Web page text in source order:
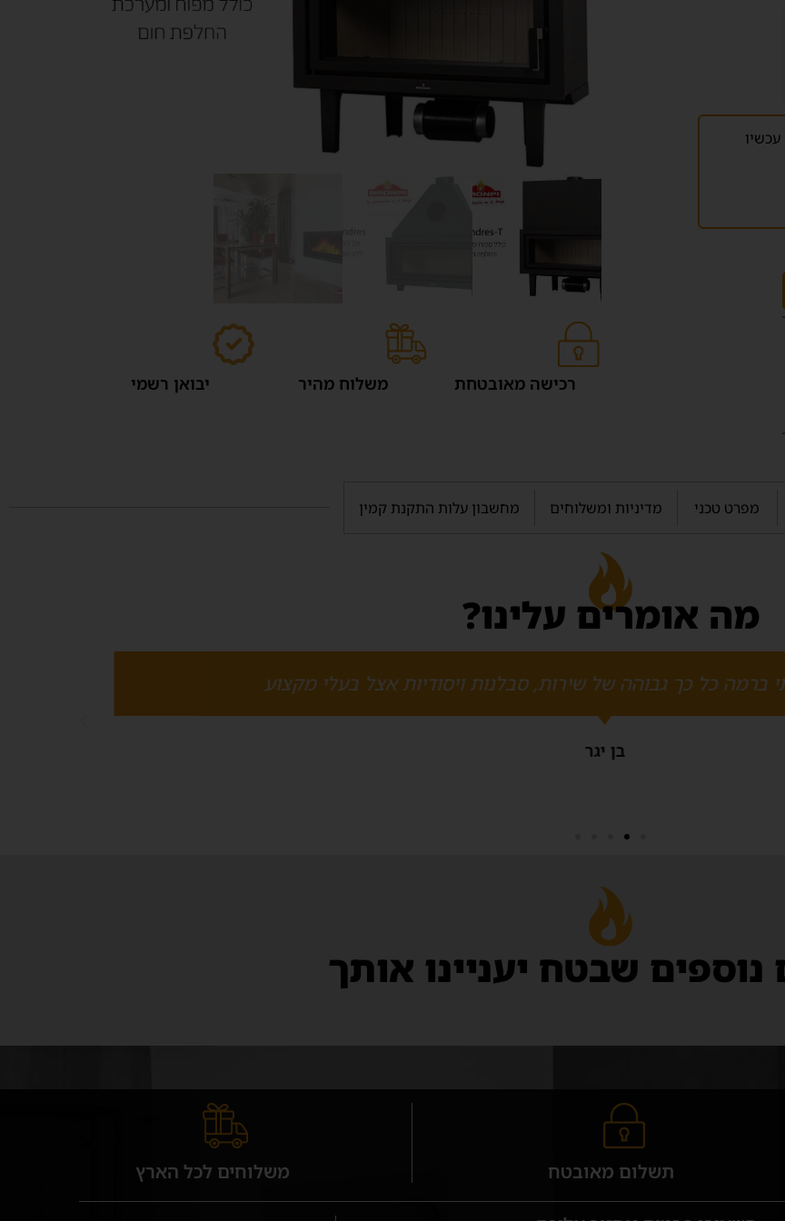
רכישה מאובטחת משלוח מהיר יבואן רשמי
מפרט טכני מדיניות ומשלוחים מחשבון עלות התקנת קמין
מה אומרים עלינו?
ברמה כל כך גבוהה של שירות, סבלנות ויסודיות אצל בעלי מקצוע
בן יגר
נוספים שבטח יעניינו אותך
תשלום מאובטח משלוחים לכל הארץ